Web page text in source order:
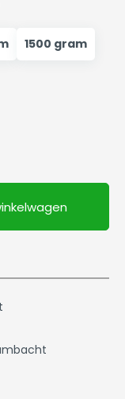
1500 gram